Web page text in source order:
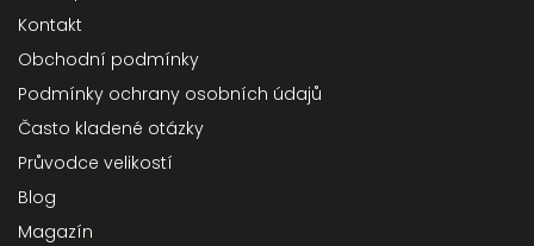
Kontakt
Obchodní podmínky
Podmínky ochrany osobních údajů
Často kladené otázky
Průvodce velikostí
Blog
Magazín